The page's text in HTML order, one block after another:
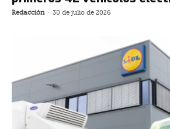
Redacción - 30 de julio de 2026